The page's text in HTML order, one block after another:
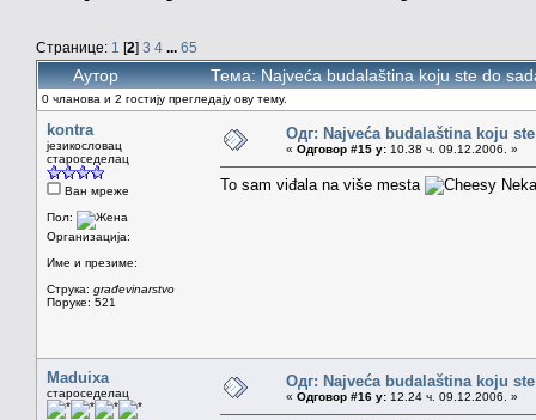
Странице: 1 [2] 3 4 ... 65
Аутор Тема: Najveća budalaština koju ste do
0 чланова и 2 гостију прегледају ову тему.
kontra
језикословац
староседелац
Ван мреже
Пол:
Организација:
Име и презиме:
Струка: građevinarstvo
Поруке: 521
Одг: Najveća budalaština koju
« Одговор #15 у: 10.38 ч. 09.12.2006. »
To sam viđala na više mesta
Maduixa
староседелац
Одг: Najveća budalaština koju
« Одговор #16 у: 12.24 ч. 09.12.2006. »